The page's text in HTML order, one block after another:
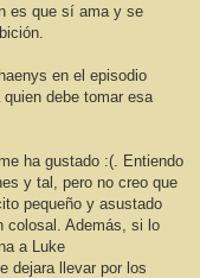
es que sí ama y se
en el episodio
debe tomar esa
ha gustado :(. Entiendo
y tal, pero no creo que
pequeño y asustado
colosal. Además, si lo
a Luke
dejara llevar por los